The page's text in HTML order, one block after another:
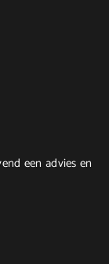
een advies en